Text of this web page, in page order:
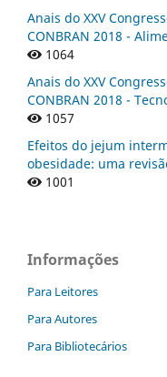
Anais do XXV
CONBRAN 2018 -
1064
Anais do XXV
CONBRAN 2018 -
1057
Efeitos do jejum
obesidade: uma
1001
Informações
Para Leitores
Para Autores
Para Bibliotecários